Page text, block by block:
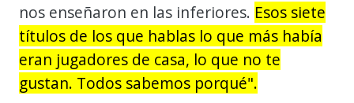
nos enseñaron en las inferiores. Esos siete
títulos de los que hablas lo que más había
eran jugadores de casa, lo que no te
gustan. Todos sabemos porqué".